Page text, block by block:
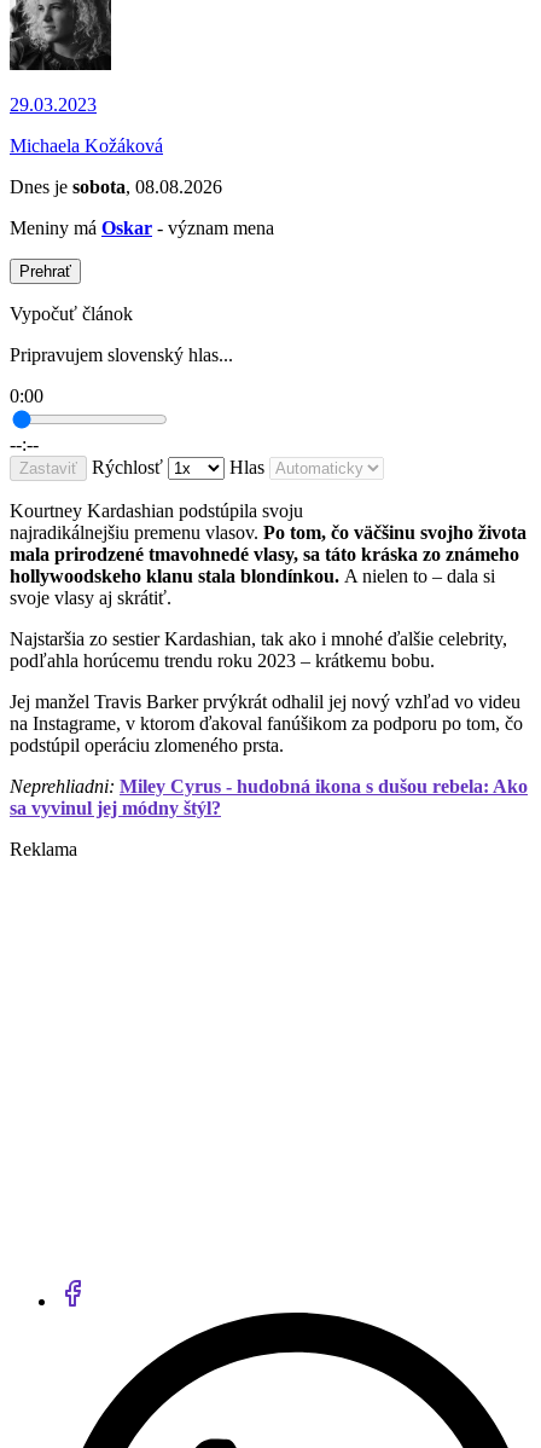
29.03.2023
Michaela Kožáková
Dnes je sobota, 08.08.2026
Meniny má Oskar - význam mena
Prehrať
Vypočuť článok
Pripravujem slovenský hlas...
0:00
--:--
Zastaviť Rýchlosť Hlas
Kourtney Kardashian podstúpila svoju
najradikálnejšiu premenu vlasov. Po tom, čo väčšinu svojho života
mala prirodzené tmavohnedé vlasy, sa táto kráska zo známeho
hollywoodskeho klanu stala blondínkou. A nielen to – dala si
svoje vlasy aj skrátiť.
Najstaršia zo sestier Kardashian, tak ako i mnohé ďalšie celebrity,
podľahla horúcemu trendu roku 2023 – krátkemu bobu.
Jej manžel Travis Barker prvýkrát odhalil jej nový vzhľad vo videu
na Instagrame, v ktorom ďakoval fanúšikom za podporu po tom, čo
podstúpil operáciu zlomeného prsta.
Neprehliadni: Miley Cyrus - hudobná ikona s dušou rebela: Ako
sa vyvinul jej módny štýl?
Reklama